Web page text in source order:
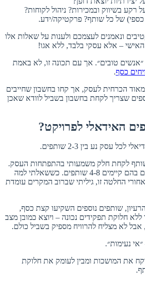
בשיווק ובמכירות? ניהול לקוחות?
כספי) של כל שותף? פרקטיקה/ידע.
ונאמנים לעצמכם ולענות על שאלות אלו
– אלא עסקי בלבד, ללא אגו!
טובים״. אך עם תכונה זו, לא באמת
כסף.
מאוד הכרחית לעסק, אך קחו בחשבון שחייבים
שצריך לקחת בחשבון בשביל לוודא שאכן
האידאלי לפרויקט?
עסק נע בין 2-3 שותפים.
לקחת חלק משמעותי בהתפתחות העסק.
כבר נתקלתי בעבר בעסקים בהם קיימים 4-8 שותפים. כששאלתי למה
החלטה זו, גיליתי שברוב המקרים עומדת
שותפים נוספים השקיעו קצת כסף,
חלוקת תפקידים נכונה – ויוצא כמובן מצב
לא מצליח להרוויח מספיק בשביל כולם.
נעימות״.
את המושכות ומבין לעומק את חלוקת